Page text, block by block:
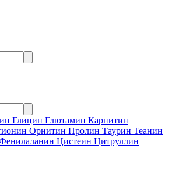
Глицин Глютамин Карнитин
Орнитин Пролин Таурин Теанин
Цистеин Цитруллин